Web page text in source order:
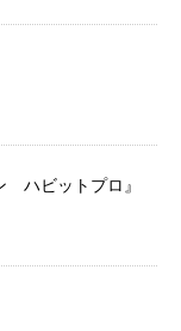
ハビットプロ』